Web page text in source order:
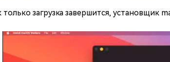
только загрузка завершится, установщик